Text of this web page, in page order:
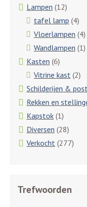
Lampen (12)
tafel lamp (4)
Vloerlampen (4)
Wandlampen (1)
Kasten (6)
Vitrine kast (2)
Schilderijen &
Rekken en
Kapstok (1)
Diversen (28)
Verkocht (277)
Trefwoorden